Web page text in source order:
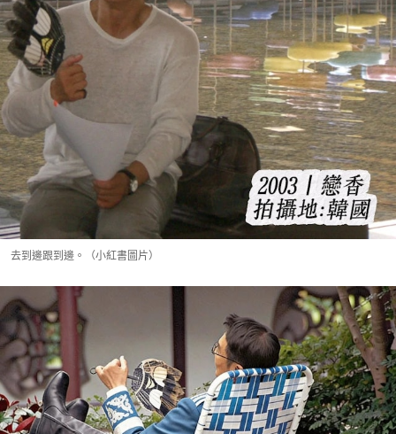
去到邊跟到邊。（小紅書圖片）